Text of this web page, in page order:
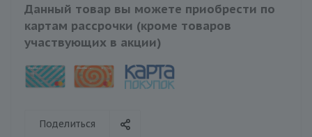
Данный товар вы можете приобрести по
картам рассрочки (кроме товаров
участвующих в акции)
Поделиться